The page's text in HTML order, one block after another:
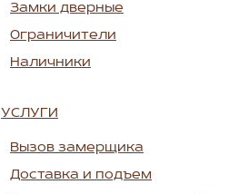
Замки дверные
Ограничители
Наличники
УСЛУГИ
Вызов замерщика
Доставка и подъем